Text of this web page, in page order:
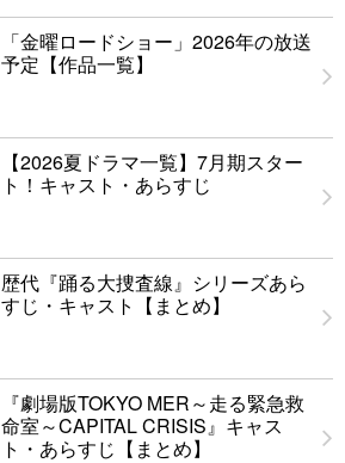
「金曜ロードショー」2026年の放送
予定【作品一覧】
【2026夏ドラマ一覧】7月期スター
ト！キャスト・あらすじ
歴代『踊る大捜査線』シリーズあら
すじ・キャスト【まとめ】
『劇場版TOKYO MER～走る緊急救
命室～CAPITAL CRISIS』キャス
ト・あらすじ【まとめ】